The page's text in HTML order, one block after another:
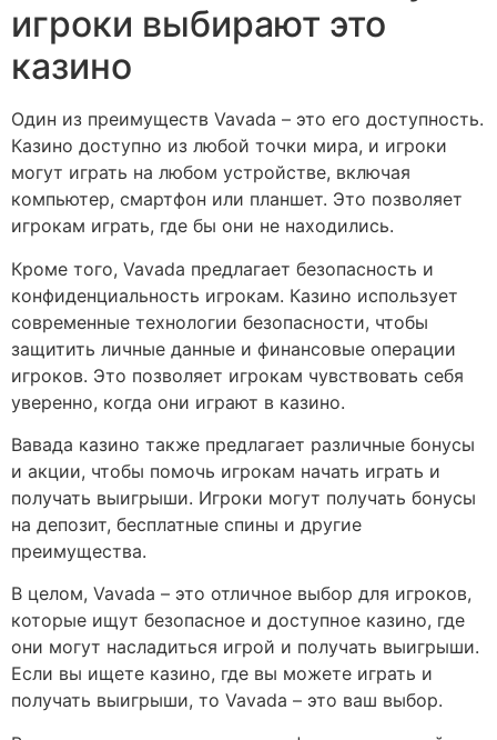
игроки выбирают это
казино
Один из преимуществ Vavada – это его доступность.
Казино доступно из любой точки мира, и игроки
могут играть на любом устройстве, включая
компьютер, смартфон или планшет. Это позволяет
игрокам играть, где бы они не находились.
Кроме того, Vavada предлагает безопасность и
конфиденциальность игрокам. Казино использует
современные технологии безопасности, чтобы
защитить личные данные и финансовые операции
игроков. Это позволяет игрокам чувствовать себя
уверенно, когда они играют в казино.
Вавада казино также предлагает различные бонусы
и акции, чтобы помочь игрокам начать играть и
получать выигрыши. Игроки могут получать бонусы
на депозит, бесплатные спины и другие
преимущества.
В целом, Vavada – это отличное выбор для игроков,
которые ищут безопасное и доступное казино, где
они могут насладиться игрой и получать выигрыши.
Если вы ищете казино, где вы можете играть и
получать выигрыши, то Vavada – это ваш выбор.